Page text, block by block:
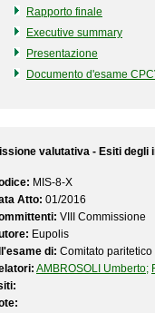
Rapporto finale
Executive summary
Presentazione
Documento d'esame
valutativa - Esiti degli
MIS-8-X
Atto: 01/2016
VIII Commissione
Eupolis
di: Comitato
AMBROSOLI Umberto;